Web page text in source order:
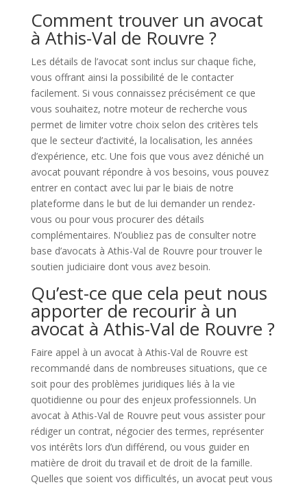
Comment trouver un avocat
à Athis-Val de Rouvre ?
Les détails de l’avocat sont inclus sur chaque fiche,
vous offrant ainsi la possibilité de le contacter
facilement. Si vous connaissez précisément ce que
vous souhaitez, notre moteur de recherche vous
permet de limiter votre choix selon des critères tels
que le secteur d’activité, la localisation, les années
d’expérience, etc. Une fois que vous avez déniché un
avocat pouvant répondre à vos besoins, vous pouvez
entrer en contact avec lui par le biais de notre
plateforme dans le but de lui demander un rendez-
vous ou pour vous procurer des détails
complémentaires. N’oubliez pas de consulter notre
base d’avocats à Athis-Val de Rouvre pour trouver le
soutien judiciaire dont vous avez besoin.
Qu’est-ce que cela peut nous
apporter de recourir à un
avocat à Athis-Val de Rouvre ?
Faire appel à un avocat à Athis-Val de Rouvre est
recommandé dans de nombreuses situations, que ce
soit pour des problèmes juridiques liés à la vie
quotidienne ou pour des enjeux professionnels. Un
avocat à Athis-Val de Rouvre peut vous assister pour
rédiger un contrat, négocier des termes, représenter
vos intérêts lors d’un différend, ou vous guider en
matière de droit du travail et de droit de la famille.
Quelles que soient vos difficultés, un avocat peut vous